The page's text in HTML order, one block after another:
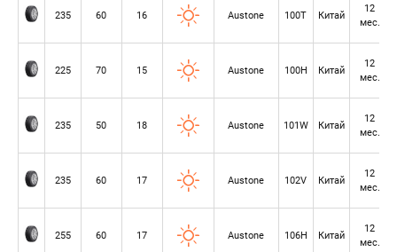
235 60 16 Austone 100T Китай
12
мес.
225 70 15 Austone 100H Китай
12
мес.
235 50 18 Austone 101W Китай
12
мес.
235 60 17 Austone 102V Китай
12
мес.
255 60 17 Austone 106H Китай
12
мес.